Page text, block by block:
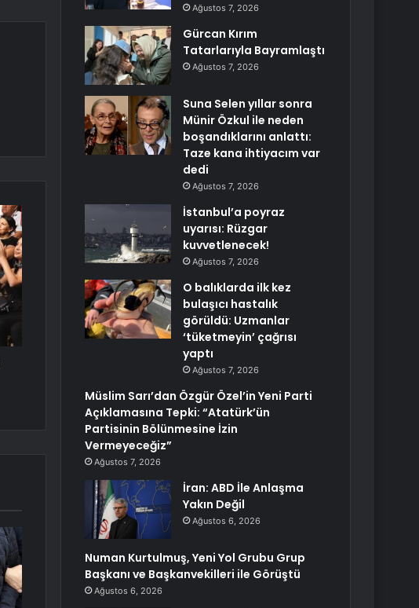
Ağustos 7, 2026
Gürcan Kırım
Tatarlarıyla Bayramlaştı
Ağustos 7, 2026
Suna Selen yıllar sonra
Münir Özkul ile neden
boşandıklarını anlattı:
Taze kana ihtiyacım var
dedi
Ağustos 7, 2026
İstanbul’a poyraz
uyarısı: Rüzgar
kuvvetlenecek!
Ağustos 7, 2026
O balıklarda ilk kez
bulaşıcı hastalık
görüldü: Uzmanlar
‘tüketmeyin’ çağrısı
yaptı
Ağustos 7, 2026
Müslim Sarı’dan Özgür Özel’in Yeni Parti
Açıklamasına Tepki: “Atatürk’ün
Partisinin Bölünmesine İzin
Vermeyeceğiz”
Ağustos 7, 2026
İran: ABD İle Anlaşma
Yakın Değil
Ağustos 6, 2026
Numan Kurtulmuş, Yeni Yol Grubu Grup
Başkanı ve Başkanvekilleri ile Görüştü
Ağustos 6, 2026